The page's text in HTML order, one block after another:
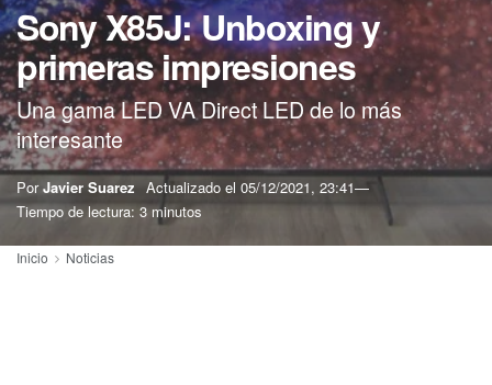
Sony X85J: Unboxing y
primeras impresiones
Una gama LED VA Direct LED de lo más
interesante
Por Javier Suarez Actualizado el 05/12/2021, 23:41
Tiempo de lectura: 3 minutos
Inicio Noticias